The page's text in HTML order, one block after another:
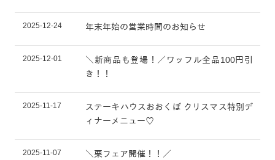
2025-12-24 年末年始の営業時間のお知らせ
2025-12-01
＼新商品も登場！／ワッフル全品100円引
き！！
2025-11-17
ステーキハウスおおくぼ クリスマス特別デ
ィナーメニュー♡
2025-11-07 ＼栗フェア開催！！／